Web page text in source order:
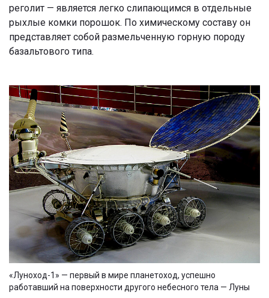
реголит — является легко слипающимся в отдельные
рыхлые комки порошок. По химическому составу он
представляет собой размельченную горную породу
базальтового типа.
«Луноход-1» — первый в мире планетоход, успешно
работавший на поверхности другого небесного тела — Луны